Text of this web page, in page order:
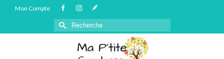
Mon Compte
Rechercher :